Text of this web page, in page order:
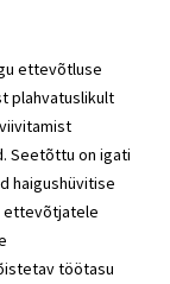
ettevõtluse
plahvatuslikult
Seetõttu on igati
haigushüvitise
ettevõtjatele
töötasu